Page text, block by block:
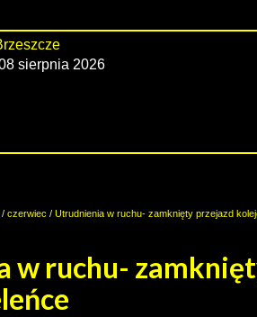
sierpnia 2026
/ czerwiec / Utrudnienia w ruchu- zamknięty przejazd
w ruchu-